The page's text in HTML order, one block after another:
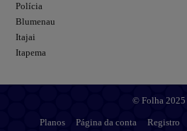
Polícia
Blumenau
Itajai
Itapema
© Folha 2025
Planos Página da conta Registro